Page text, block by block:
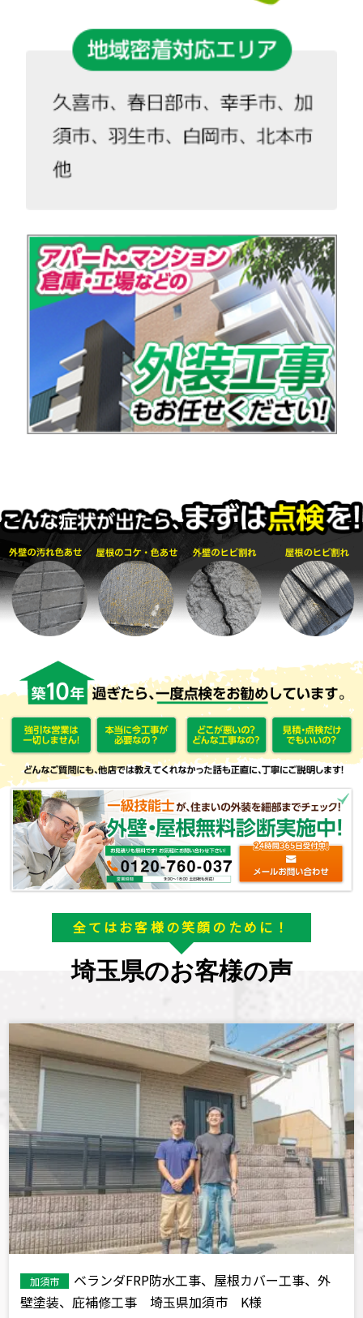
全てはお客様の笑顔のために！
埼玉県のお客様の声
加須市
ベランダFRP防水工事、屋根カバー工事、外
壁塗装、庇補修工事 埼玉県加須市 K様